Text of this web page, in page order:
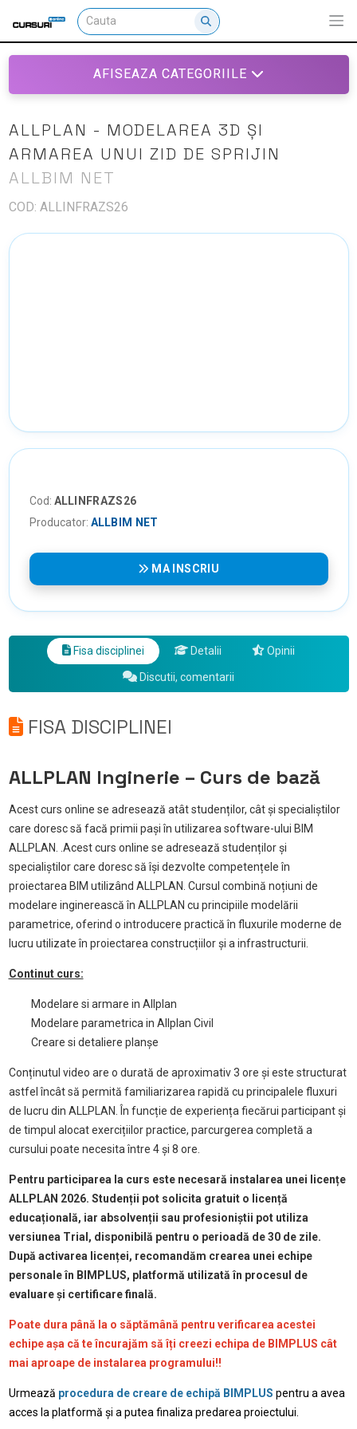
AFISEAZA CATEGORIILE
ALLPLAN - MODELAREA 3D ȘI
ARMAREA UNUI ZID DE SPRIJIN
ALLBIM NET
COD: ALLINFRAZS26
Cod: ALLINFRAZS26
Producator: ALLBIM NET
MA INSCRIU
Fisa disciplinei Detalii Opinii
Discutii, comentarii
FISA DISCIPLINEI
ALLPLAN Inginerie – Curs de bază
Acest curs online se adresează atât studenților, cât și specialiștilor
care doresc să facă primii pași în utilizarea software-ului BIM
ALLPLAN. .Acest curs online se adresează studenților și
specialiștilor care doresc să își dezvolte competențele în
proiectarea BIM utilizând ALLPLAN. Cursul combină noțiuni de
modelare inginerească în ALLPLAN cu principiile modelării
parametrice, oferind o introducere practică în fluxurile moderne de
lucru utilizate în proiectarea construcțiilor și a infrastructurii.
Continut curs:
Modelare si armare in Allplan
Modelare parametrica in Allplan Civil
Creare si detaliere planșe
Conținutul video are o durată de aproximativ 3 ore și este structurat
astfel încât să permită familiarizarea rapidă cu principalele fluxuri
de lucru din ALLPLAN. În funcție de experiența fiecărui participant și
de timpul alocat exercițiilor practice, parcurgerea completă a
cursului poate necesita între 4 și 8 ore.
Pentru participarea la curs este necesară instalarea unei licențe
ALLPLAN 2026. Studenții pot solicita gratuit o licență
educațională, iar absolvenții sau profesioniștii pot utiliza
versiunea Trial, disponibilă pentru o perioadă de 30 de zile.
După activarea licenței, recomandăm crearea unei echipe
personale în BIMPLUS, platformă utilizată în procesul de
evaluare și certificare finală.
Poate dura până la o săptămână pentru verificarea acestei
echipe așa că te încurajăm să îți creezi echipa de BIMPLUS cât
mai aproape de instalarea programului!!
Urmează procedura de creare de echipă BIMPLUS pentru a avea
acces la platformă și a putea finaliza predarea proiectului.